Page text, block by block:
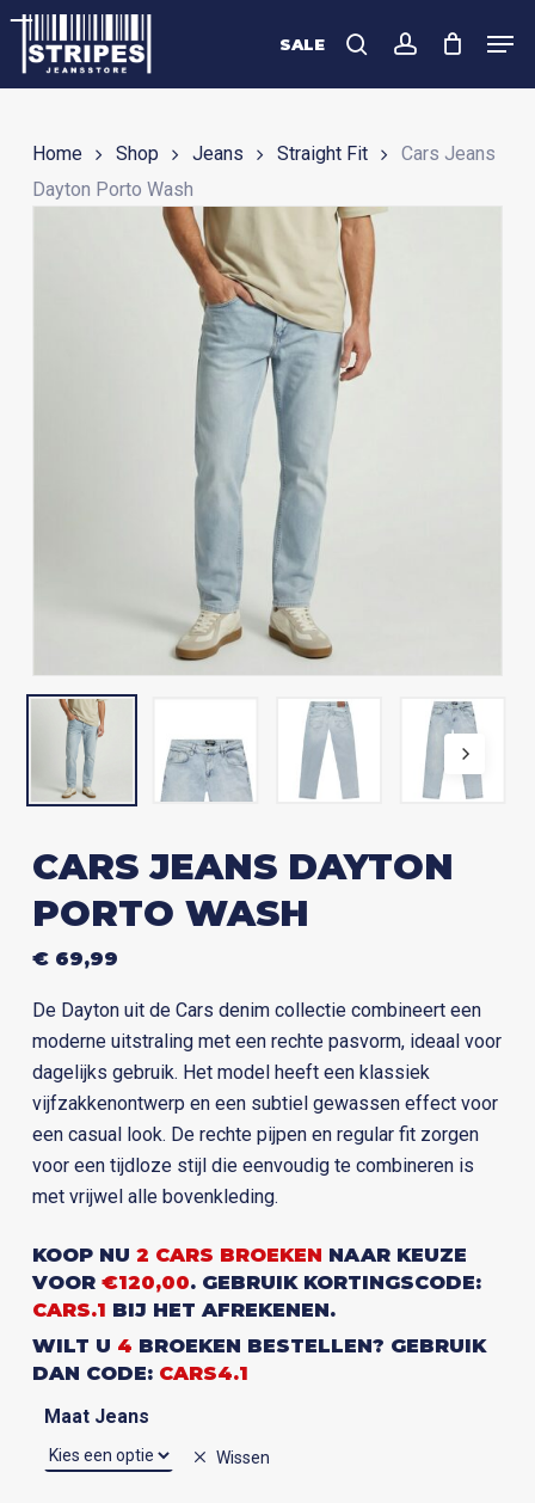
Skip
main
SALE searchaccount
Home Shop Jeans Straight Fit
Cars Jeans
Dayton Porto Wash
CARS JEANS DAYTON
PORTO WASH
€69,99
De Dayton uit de Cars denim collectie combineert een
moderne uitstraling met een rechte pasvorm, ideaal voor
dagelijks gebruik. Het model heeft een klassiek
vijfzakkenontwerp en een subtiel gewassen effect voor
een casual look. De rechte pijpen en regular fit zorgen
voor een tijdloze stijl die eenvoudig te combineren is
met vrijwel alle bovenkleding.
KOOP NU 2 CARS BROEKEN NAAR KEUZE
VOOR €120,00. GEBRUIK KORTINGSCODE:
CARS.1 BIJ HET AFREKENEN.
WILT U 4 BROEKEN BESTELLEN? GEBRUIK
DAN CODE: CARS4.1
Maat Jeans
Wissen